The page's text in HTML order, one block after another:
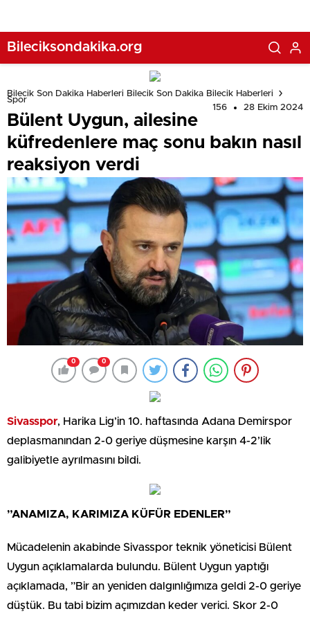
Bileciksondakika.org
Bilecik Son Dakika Haberleri Bilecik Son Dakika Bilecik Haberleri
Spor
156
28 Ekim 2024
Bülent Uygun, ailesine
küfredenlere maç sonu bakın nasıl
reaksiyon verdi
0 0
Sivasspor, Harika Lig’in 10. haftasında Adana Demirspor
deplasmanından 2-0 geriye düşmesine karşın 4-2’lik
galibiyetle ayrılmasını bildi.
”ANAMIZA, KARIMIZA KÜFÜR EDENLER”
Mücadelenin akabinde Sivasspor teknik yöneticisi Bülent
Uygun açıklamalarda bulundu. Bülent Uygun yaptığı
açıklamada, ”Bir an yeniden dalgınlığımıza geldi 2-0 geriye
düştük. Bu tabi bizim açımızdan keder verici. Skor 2-0